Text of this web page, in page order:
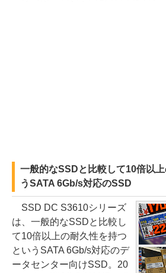
一般的なSSDと比較して10倍以
うSATA 6Gb/s対応のSSD
SSD DC S3610シリーズ
は、一般的なSSDと比較し
て10倍以上の耐久性を持つ
というSATA 6Gb/s対応のデ
ータセンター向けSSD。20